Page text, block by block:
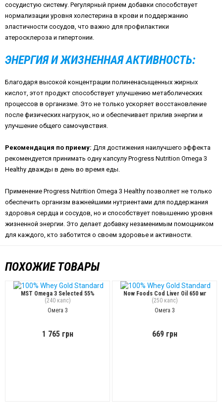
сосудистую систему. Регулярный прием добавки способствует
нормализации уровня холестерина в крови и поддержанию
эластичности сосудов, что важно для профилактики
атеросклероза и гипертонии.
ЭНЕРГИЯ И ЖИЗНЕННАЯ АКТИВНОСТЬ:
Благодаря высокой концентрации полиненасыщенных жирных
кислот, этот продукт способствует улучшению метаболических
процессов в организме. Это не только ускоряет восстановление
после физических нагрузок, но и обеспечивает прилив энергии и
улучшение общего самочувствия.
Рекомендация по приему: Для достижения наилучшего эффекта
рекомендуется принимать одну капсулу Progress Nutrition Omega 3
Healthy дважды в день во время еды.
Применение Progress Nutrition Omega 3 Healthy позволяет не только
обеспечить организм важнейшими нутриентами для поддержания
здоровья сердца и сосудов, но и способствует повышению уровня
жизненной энергии. Это делает добавку незаменимым помощником
для каждого, кто заботится о своем здоровье и активности.
ПОХОЖИЕ ТОВАРЫ
MST Omega 3 Selected 55%
(240 капс)
Омега 3
1 765 грн
Now Foods Cod Liver Oil 650 мг
(250 капс)
Омега 3
669 грн